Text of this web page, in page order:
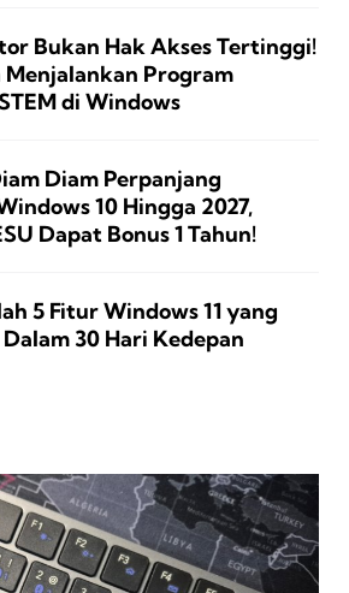
Bukan Hak Akses Tertinggi!
Menjalankan Program
di Windows
Diam Perpanjang
10 Hingga 2027,
Dapat Bonus 1 Tahun!
5 Fitur Windows 11 yang
30 Hari Kedepan